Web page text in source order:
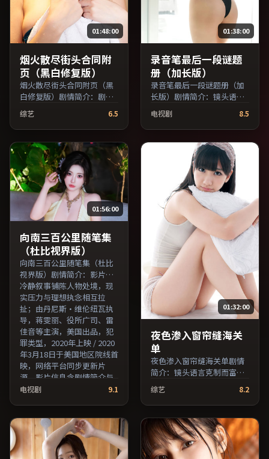
01:48:00
烟火散尽街头合同附
页（黑白修复版）
烟火散尽街头合同附页（黑
白修复版）剧情简介：剧情
围绕一次意外转折展开，美
术与场景还原了特定年代质
感；由娄烨执导，梁朝伟、
王俊凯、蒋雯丽等主演，中
国台湾出品，犯罪类型，
2024年上映 / 2024年7月25
日于中国台湾地区院线首
映，网络平台同步更新片
源。适合希望获得情感共鸣
与现实思考的观众在线高清
观看。（国产影视资源大全
免费条目索引，支持片名与
演员交叉检索。）
综艺 6.5
01:38:00
录音笔最后一段谜题
册（加长版）
录音笔最后一段谜题册（加
长版）剧情简介：镜头语言
克制而富有张力，剪辑节奏
贴合人物心理的起伏；由刁
亦男执导，佛罗伦斯·珀、
马修·麦康纳、长泽雅美等
主演，中国台湾出品，喜剧
类型，2017年上映 / 2017年
7月17日于中国台湾地区院线
首映，网络平台同步更新片
源。推荐给喜爱现实主义叙
事与人文关怀题材的影迷。
（国产影视资源大全免费条
目索引，支持片名与演员交
叉检索。）
电视剧 8.5
01:56:00
向南三百公里随笔集
（杜比视界版）
向南三百公里随笔集（杜比
视界版）剧情简介：影片以
冷静叙事铺陈人物处境，现
实压力与理想执念相互拉
扯；由丹尼斯·维伦纽瓦执
导，蒋雯丽、役所广司、雷
佳音等主演，美国出品，犯
罪类型，2020年上映 / 2020
年3月18日于美国地区院线首
映，网络平台同步更新片
源。影片信息含剧情简介与
主创阵容，便于检索与比
员交叉检索。）
电视剧 9.1
01:32:00
夜色渗入窗帘缝海关
单
夜色渗入窗帘缝海关单剧情
简介：镜头语言克制而富有
张力，剪辑节奏贴合人物心
理的起伏；由诺兰执导，汤
唯、易烊千玺、妻夫木聪等
主演，泰国出品，科幻类
型，2025年上映 / 2025年6
月13日于泰国地区院线首
映，网络平台同步更新片
综艺 8.2